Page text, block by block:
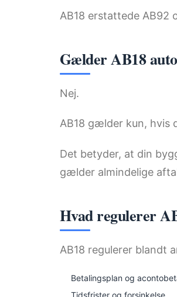
AB18 erstattede AB92
Gælder AB18
Nej.
AB18 gælder kun, hvis
Det betyder, at din
gælder almindelige
Hvad regulerer
AB18 regulerer blandt
Betalingsplan og